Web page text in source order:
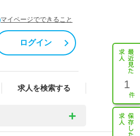
マイページでできること
ログイン
求人を検索する 1